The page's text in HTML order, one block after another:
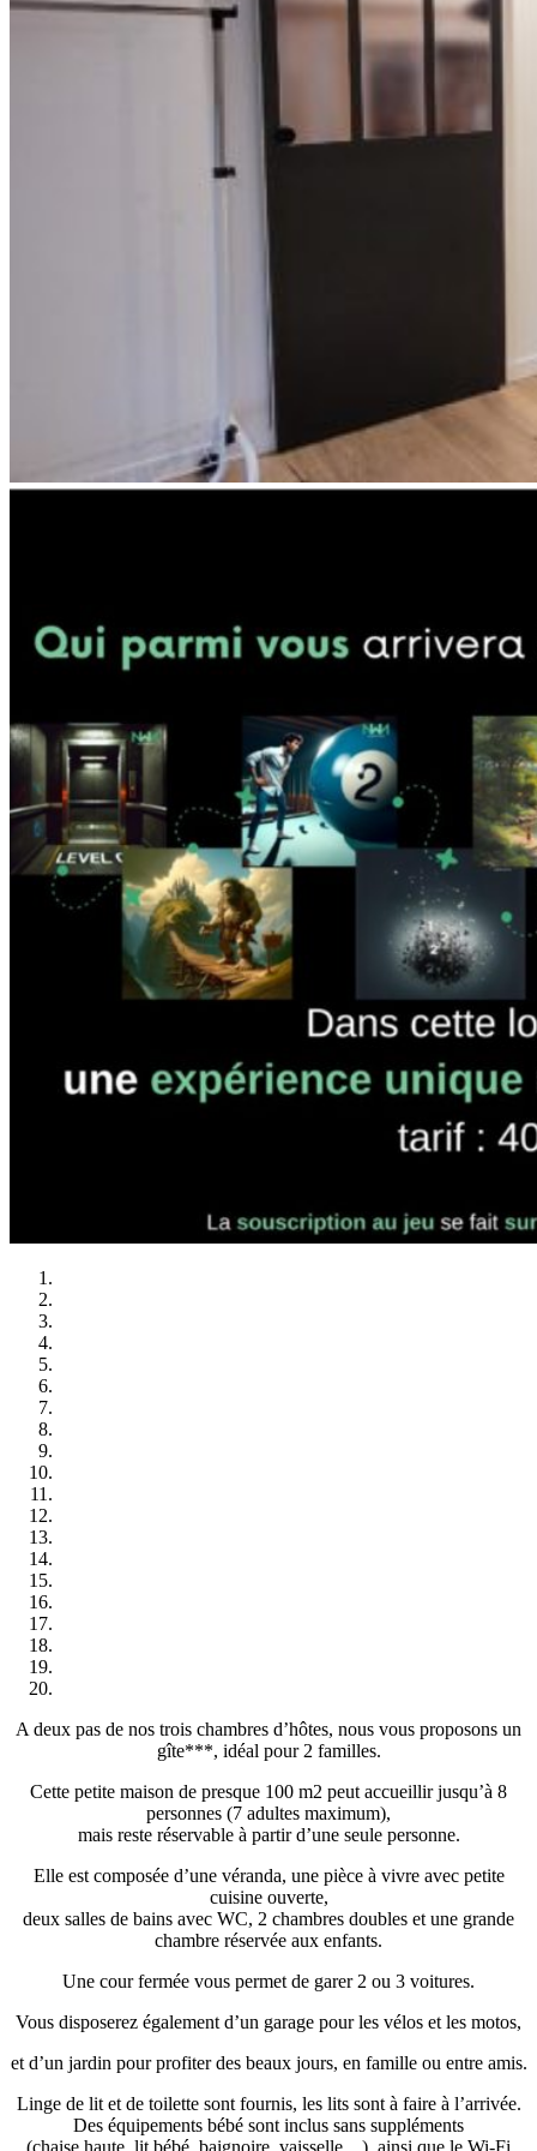
A deux pas de nos trois chambres d’hôtes, nous vous proposons un
gîte***, idéal pour 2 familles.
Cette petite maison de presque 100 m2 peut accueillir jusqu’à 8
personnes (7 adultes maximum),
mais reste réservable à partir d’une seule personne.
Elle est composée d’une véranda, une pièce à vivre avec petite
cuisine ouverte,
deux salles de bains avec WC, 2 chambres doubles et une grande
chambre réservée aux enfants.
Une cour fermée vous permet de garer 2 ou 3 voitures.
Vous disposerez également d’un garage pour les vélos et les motos,
et d’un jardin pour profiter des beaux jours, en famille ou entre amis.
Linge de lit et de toilette sont fournis, les lits sont à faire à l’arrivée.
Des équipements bébé sont inclus sans suppléments
(chaise haute, lit bébé, baignoire, vaisselle…), ainsi que le Wi-Fi